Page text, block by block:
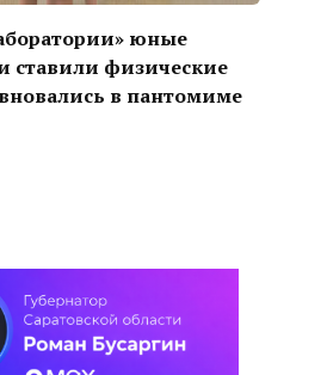
юные
ставили физические
в пантомиме